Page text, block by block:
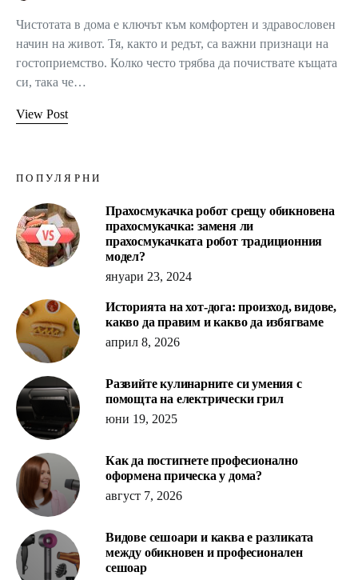
Чистотата в дома е ключът към комфортен и здравословен
начин на живот. Тя, както и редът, са важни признаци на
гостоприемство. Колко често трябва да почиствате къщата
си, така че…
View Post
ПОПУЛЯРНИ
Прахосмукачка робот срещу обикновена
прахосмукачка: заменя ли
прахосмукачката робот традиционния
модел?
януари 23, 2024
Историята на хот-дога: произход, видове,
какво да правим и какво да избягваме
април 8, 2026
Развийте кулинарните си умения с
помощта на електрически грил
юни 19, 2025
Как да постигнете професионално
оформена прическа у дома?
август 7, 2026
Видове сешоари и каква е разликата
между обикновен и професионален
сешоар